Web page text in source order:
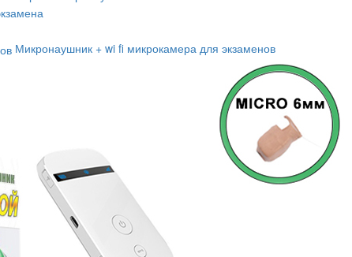
Микронаушник + wi fi микрокамера для экзаменов